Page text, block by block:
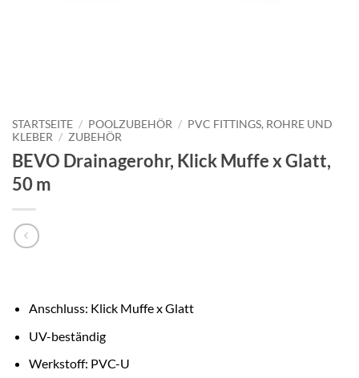
STARTSEITE / POOLZUBEHÖR / PVC FITTINGS, ROHRE UND
KLEBER / ZUBEHÖR
BEVO Drainagerohr, Klick Muffe x Glatt,
50 m
Anschluss: Klick Muffe x Glatt
UV-beständig
Werkstoff: PVC-U